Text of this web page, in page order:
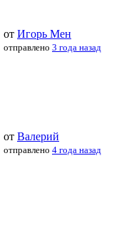
от Игорь Мен
отправлено 3 года назад
от Валерий
отправлено 4 года назад